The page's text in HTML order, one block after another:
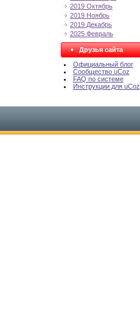
2019 Октябрь
2019 Ноябрь
2019 Декабрь
2025 Февраль
Друзья сайта
Официальный блог
Сообщество uCoz
FAQ по системе
Инструкции для uCoz